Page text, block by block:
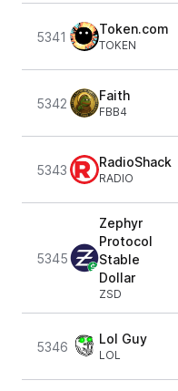
5341
Token.com
TOKEN
5342
Faith
FBB4
5343
RadioShack
RADIO
5345
Zephyr
Protocol
Stable
Dollar
ZSD
5346
Lol Guy
LOL